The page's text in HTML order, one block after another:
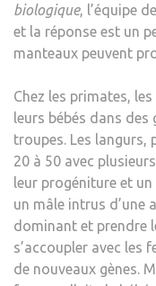
biologique, l’équipe
et la réponse est un
manteaux peuvent
Chez les primates,
leurs bébés dans
troupes. Les langurs,
20 à 50 avec
leur progéniture et
un mâle intrus d’une
dominant et prendre
s’accoupler avec les
de nouveaux gènes.